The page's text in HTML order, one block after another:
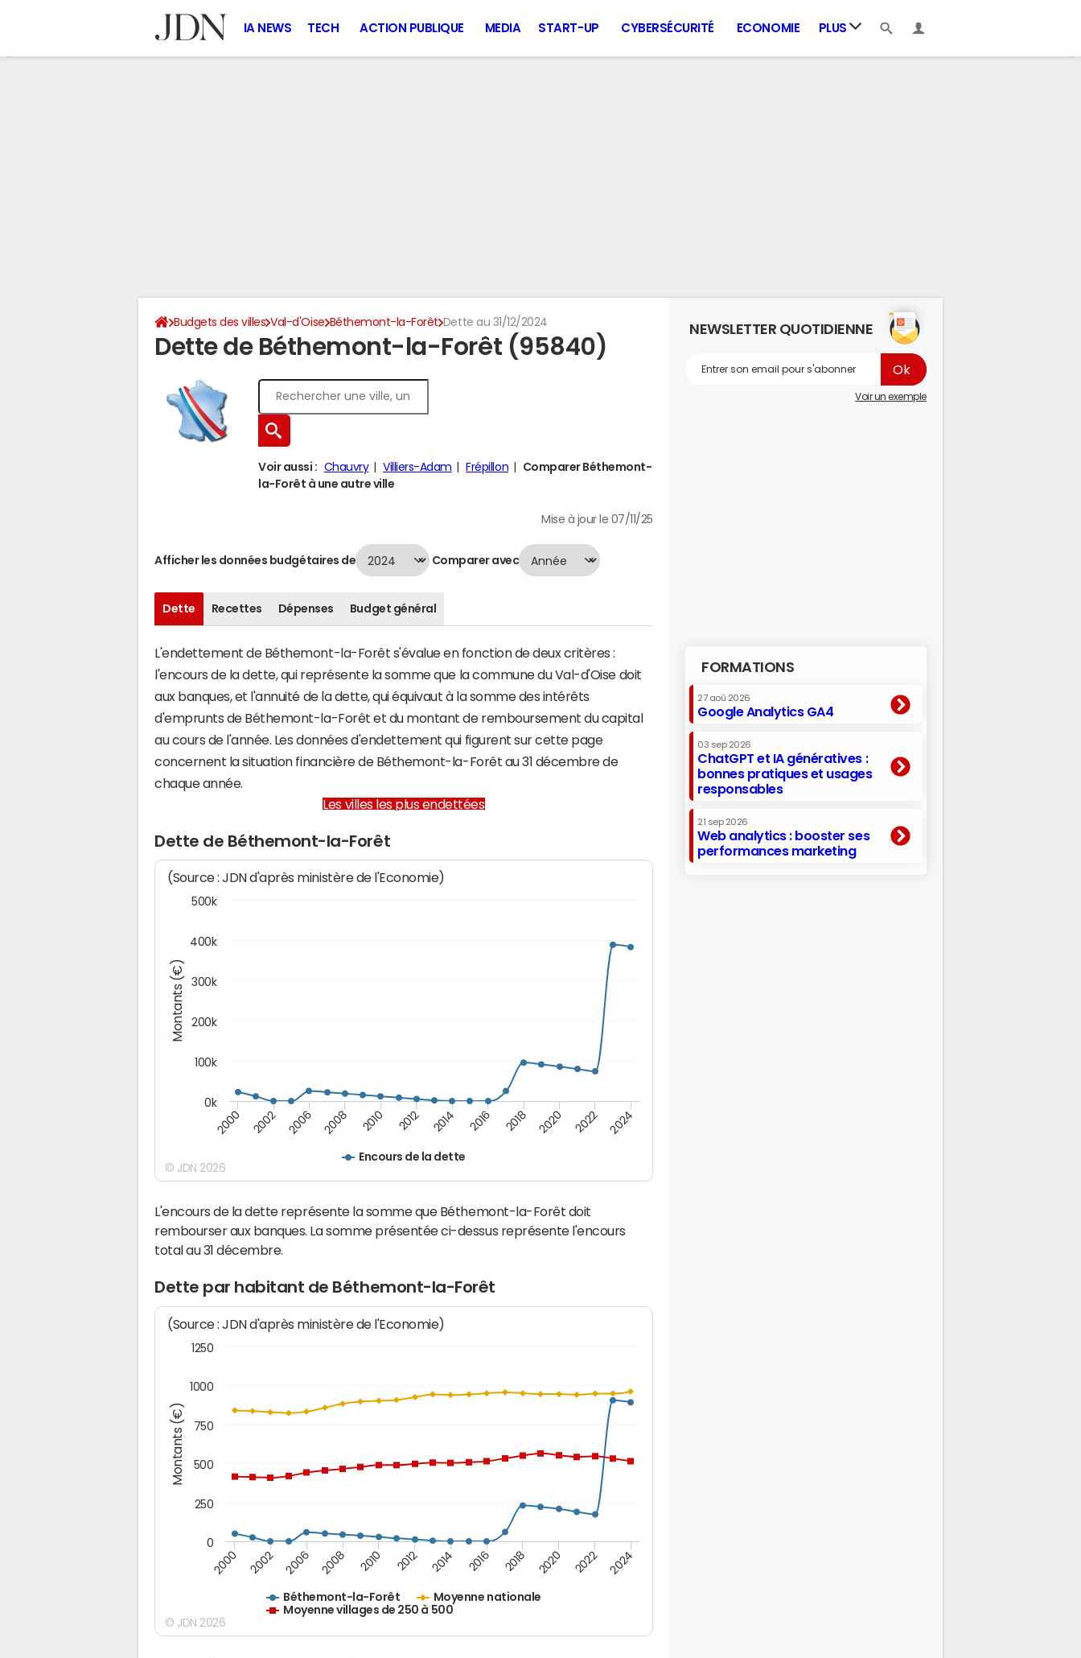
IA NEWS TECH ACTION PUBLIQUE MEDIA START-UP CYBERSÉCURITÉ ECONOMIE PLUS
Budgets des villes Val-d'Oise Béthemont-la-Forêt Dette au 31/12/2024
Dette de Béthemont-la-Forêt (95840)
Voir aussi : Chauvry Villiers-Adam Frépillon
Comparer Béthemont-
la-Forêt à une autre ville
Mise à jour le 07/11/25
Afficher les données budgétaires de Comparer avec
Dette Recettes Dépenses Budget général
L'endettement de Béthemont-la-Forêt s'évalue en fonction de deux critères :
l'encours de la dette, qui représente la somme que la commune du Val-d'Oise doit
aux banques, et l'annuité de la dette, qui équivaut à la somme des intérêts
d'emprunts de Béthemont-la-Forêt et du montant de remboursement du capital
au cours de l'année. Les données d'endettement qui figurent sur cette page
concernent la situation financière de Béthemont-la-Forêt au 31 décembre de
chaque année.
Les villes les plus endettées
Dette de Béthemont-la-Forêt
Montants (€)
(Source : JDN d'après ministère de l'Economie)
Encours de la dette
2000 2002 2006 2008 2010 2012 2014 2016 2018 2020 2022 2024
0k
100k
200k
300k
400k
500k
© JDN 2026
L'encours de la dette représente la somme que Béthemont-la-Forêt doit
rembourser aux banques. La somme présentée ci-dessus représente l'encours
total au 31 décembre.
Dette par habitant de Béthemont-la-Forêt
Montants (€)
(Source : JDN d'après ministère de l'Economie)
Béthemont-la-Forêt
Moyenne nationale
Moyenne villages de 250 à 500
2000 2002 2006 2008 2010 2012 2014 2016 2018 2020 2022 2024
0
250
500
750
1000
1250
© JDN 2026
NEWSLETTER QUOTIDIENNE
Voir un exemple
FORMATIONS
27 aoû 2026
Google Analytics GA4
03 sep 2026
ChatGPT et IA génératives :
bonnes pratiques et usages
responsables
21 sep 2026
Web analytics : booster ses
performances marketing